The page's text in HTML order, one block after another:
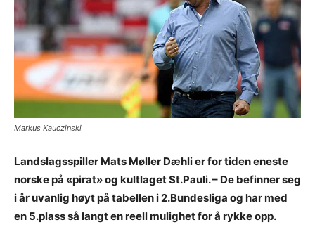
Markus Kauczinski
Landslagsspiller Mats Møller Dæhli er for tiden eneste
norske på «pirat» og kultlaget St.Pauli. – De befinner seg
i år uvanlig høyt på tabellen i 2.Bundesliga og har med
en 5.plass så langt en reell mulighet for å rykke opp.